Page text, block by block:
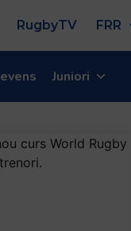
RugbyTV FRR
Juniori